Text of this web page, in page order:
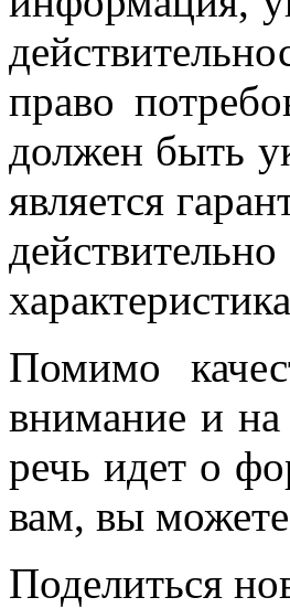
право
должен быть
является
Помимо
внимание и
речь идет о
вам, вы
Поделиться